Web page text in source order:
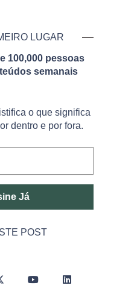
LUGAR
100,000 pessoas
semanais
o que significa
dentro e por fora.
Já
POST